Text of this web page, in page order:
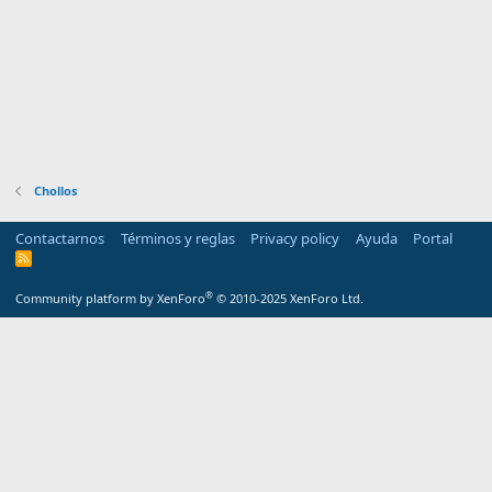
Chollos
Contactarnos Términos y reglas Privacy policy Ayuda Portal
R
Community platform by XenForo® © 2010-2025 XenForo Ltd.